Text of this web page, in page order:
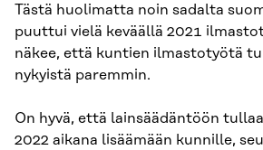
Tästä huolimatta noin sadalta
puuttui vielä keväällä 2021
näkee, että kuntien ilmastotyötä
nykyistä paremmin.
On hyvä, että lainsäädäntöön
2022 aikana lisäämään kunnille,